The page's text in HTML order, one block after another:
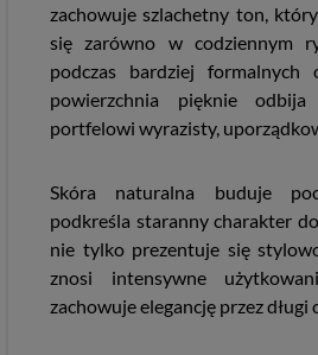
zachowuje szlachetny ton,
się zarówno w codziennym
podczas bardziej formalnych
powierzchnia pięknie
portfelowi wyrazisty,
Skóra naturalna buduje
podkreśla staranny charakter
nie tylko prezentuje się
znosi intensywne
zachowuje elegancję przez długi